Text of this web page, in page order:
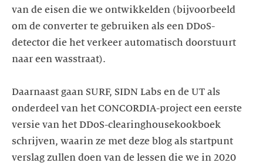
van de eisen die we ontwikkelden (bijvoorbeeld
om de converter te gebruiken als een DDoS-
detector die het verkeer automatisch doorstuurt
naar een wasstraat).
Daarnaast gaan SURF, SIDN Labs en de UT als
onderdeel van het CONCORDIA-project een eerste
versie van het DDoS-clearinghousekookboek
schrijven, waarin ze met deze blog als startpunt
verslag zullen doen van de lessen die we in 2020